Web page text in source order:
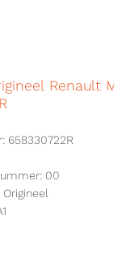
Renault
658330722R
00